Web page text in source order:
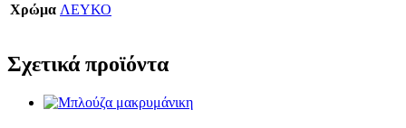
Χρώμα ΛΕΥΚΟ
Σχετικά προϊόντα